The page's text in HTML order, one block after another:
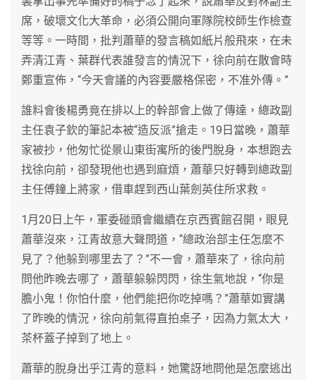
席，破壞文化大革命，必須公開向軍隊院校師生作檢查
等等。一時間，批判蕭華的發言稿如紙片般飛來，在未
弄清江青、葉群代表誰發言的情況下，徐向前在散會時
鄭重宣佈，“今天會議的內容要嚴格保密，不准外傳。”
誰料會後楊勇竟在排以上的幹部會上做了傳達，總政副
主任袁子欽的筆記本被“造反派”搶走。19日當晚，蕭華
家被抄，他匆忙從景山東街寓所的後門脫身，本想跑去
找徐向前，卻發現他也遇到麻煩，蕭華只好轉到總政副
主任傅鐘上將家，借車趕到西山葉劍英住所求救。
1月20日上午，軍委碰頭會繼續在京西賓館召開，眼見
蕭華沒來，江青故意大聲問道，“總政治部主任怎麼不
見了？他躲到哪里去了？”不一會，蕭華來了，徐向前
問他昨晚去哪了，蕭華躲躲閃閃，徐生氣地說，“你是
膽小鬼！你怕什麼，他們能把你吃掉嗎？”蕭華如實講
了昨晚的情況，徐向前氣得直拍桌子，因為力氣太大，
茶杯蓋子掉到了地上。
蕭華的脫身出乎江青的意料，她驚訝地問他是怎麼逃出